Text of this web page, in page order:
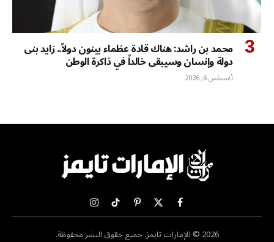
محمد بن راشد: هناك قادة عظماء يبنون دولاً.. زايد بنى
دولة وإنسان وسيبقى خالداً في ذاكرة الوطن
أغسطس 6, 2026
فيسبوك
X
(Twitter)
بينتيريستتيكتوكالانستغرام
2026 © الإمارات تايمز. جميع حقوق النشر محفوظة.